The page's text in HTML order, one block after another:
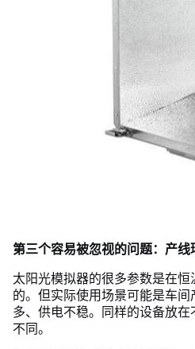
第三个容易被忽视的问题：产
太阳光模拟器的很多参数是在
的。但实际使用场景可能是车
多、供电不稳。同样的设备放
不同。